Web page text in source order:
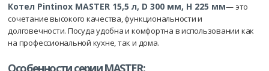
Котел Pintinox MASTER 15,5 л, D 300 мм, H 225 мм— это
сочетание высокого качества, функциональности и
долговечности. Посуда удобна и комфортна в использовании как
на профессиональной кухне, так и дома.